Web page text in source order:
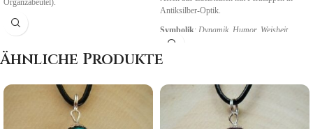
Organzabeutel).
Antiksilber-Optik.
Symbolik: Dynamik, Humor, Weisheit
Ähnliche Produkte